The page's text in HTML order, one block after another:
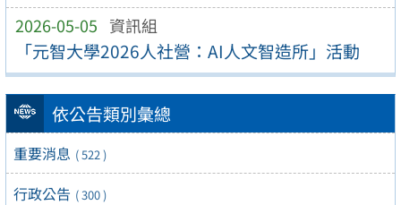
2026-05-05 資訊組
「元智大學2026人社營：AI人文智造所」活動
依公告類別彙總
重要消息 ( 522 )
行政公告 ( 300 )